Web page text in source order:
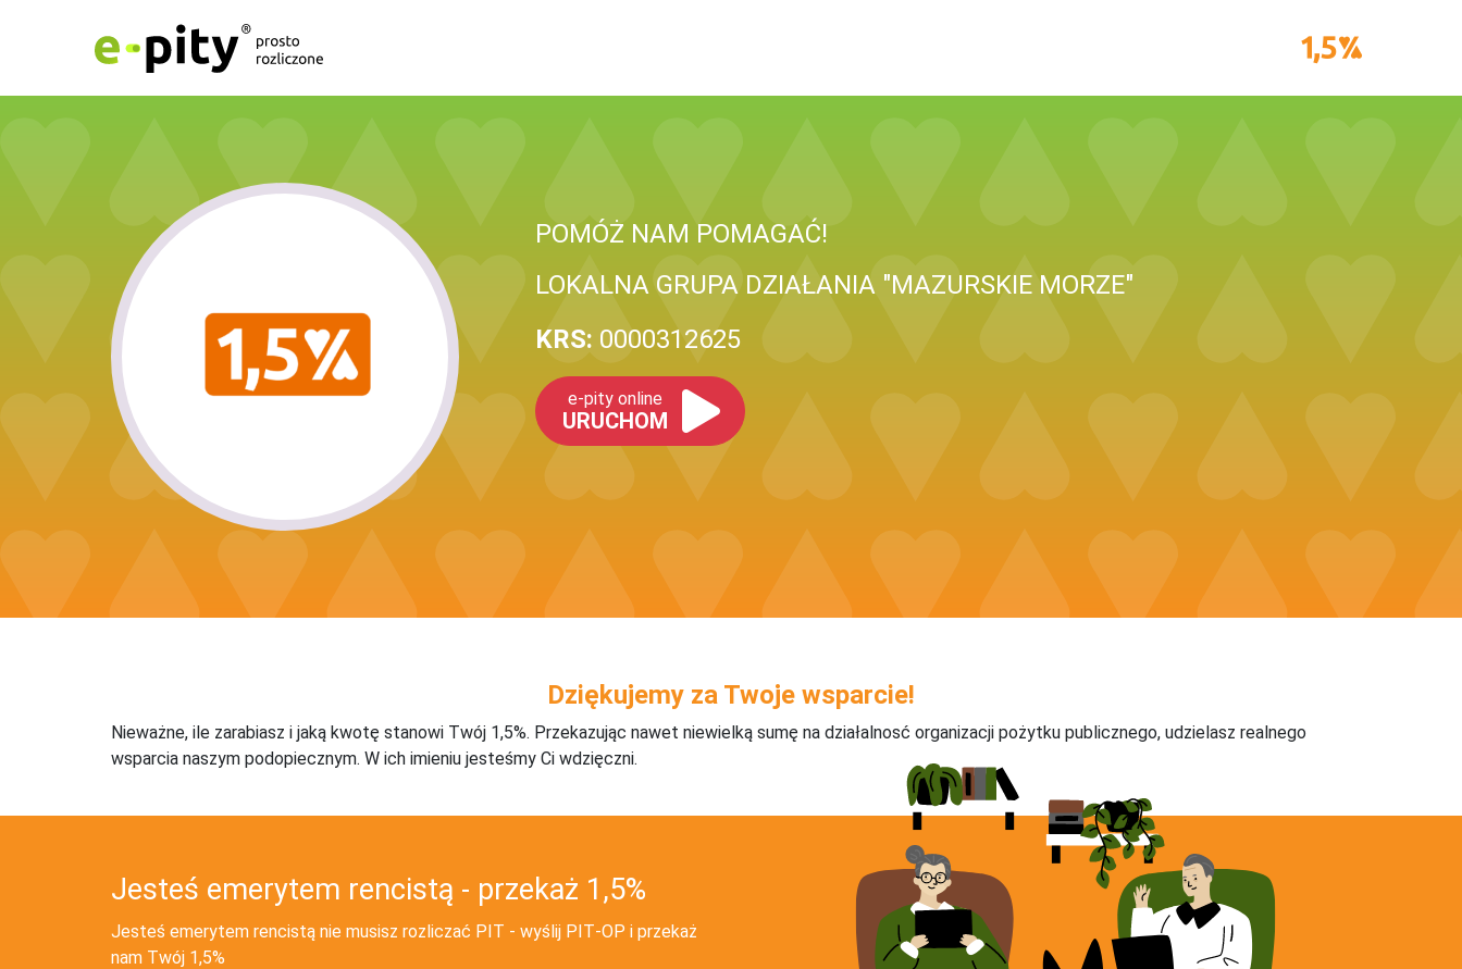
POMÓŻ NAM POMAGAĆ!
LOKALNA GRUPA DZIAŁANIA "MAZURSKIE MORZE"
KRS: 0000312625
e-pity online
URUCHOM
Dziękujemy za Twoje wsparcie!
Nieważne, ile zarabiasz i jaką kwotę stanowi Twój 1,5%. Przekazując nawet niewielką sumę na działalnosć organizacji pożytku publicznego, udzielasz realnego
wsparcia naszym podopiecznym. W ich imieniu jesteśmy Ci wdzięczni.
Jesteś emerytem rencistą - przekaż 1,5%
Jesteś emerytem rencistą nie musisz rozliczać PIT - wyślij PIT‑OP i przekaż
nam Twój 1,5%